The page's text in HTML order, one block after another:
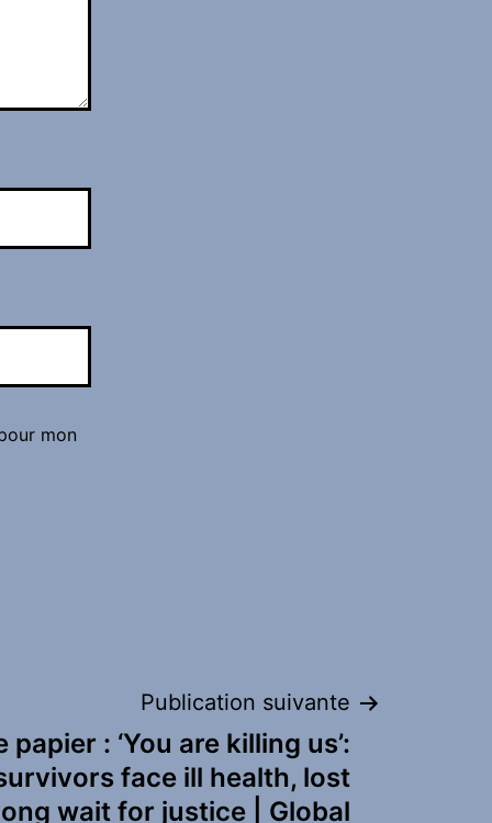
mon
Publication suivante
: ‘You are killing us’:
face ill health, lost
wait for justice | Global